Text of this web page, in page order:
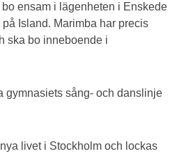
ensam i lägenheten i Enskede
Island. Marimba har precis
ska bo inneboende i
gymnasiets sång- och danslinje
livet i Stockholm och lockas